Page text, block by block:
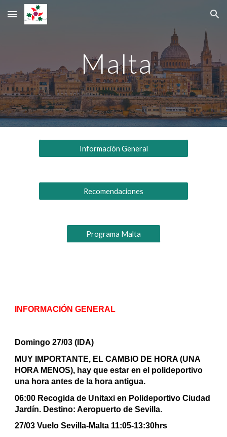
Skip to main content Skip to navigation
Malta
Información General
Recomendaciones
Programa Malta
INFORMACIÓN GENERAL
Domingo 27/03 (IDA)
MUY IMPORTANTE, EL CAMBIO DE HORA (UNA
HORA MENOS), hay que estar en el polideportivo
una hora antes de la hora antigua.
06:00 Recogida de Unitaxi en Polideportivo Ciudad
Jardín. Destino: Aeropuerto de Sevilla.
27/03 Vuelo Sevilla-Malta 11:05-13:30hrs